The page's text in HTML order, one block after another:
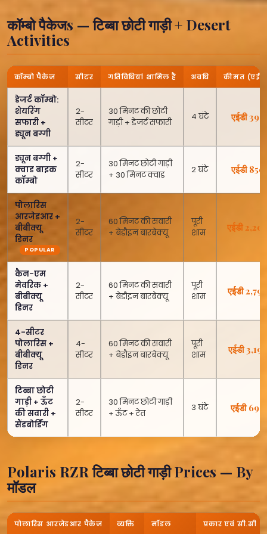
कॉम्बो पैकेजs — टिब्बा छोटी गाड़ी + Desert
Activities
कॉम्बो पैकेज सीटर गतिविधियां शामिल हैं अवधि कीमत
डेजर्ट कॉम्बो:
शेयरिंग
सफारी +
ड्यून बग्गी
2-
सीटर
30 मिनट की छोटी
गाड़ी + डेजर्ट सफारी
4 घंटे एईडी 399
ड्यून बग्गी +
क्वाड बाइक
कॉम्बो
2-
सीटर
30 मिनट छोटी गाड़ी
+ 30 मिनट क्वाड
2 घंटे एईडी 850
पोलारिस
आरजेडआर +
बीबीक्यू
डिनर
2-
सीटर
60 मिनट की सवारी
+ बेडौइन बारबेक्यू
पूरी
शाम
एईडी
कैन-एम
मेवरिक +
बीबीक्यू
डिनर
2-
सीटर
60 मिनट की सवारी
+ बेडौइन बारबेक्यू
पूरी
शाम
एईडी 2,799
4-सीटर
पोलारिस +
बीबीक्यू
डिनर
4-
सीटर
60 मिनट की सवारी
+ बेडौइन बारबेक्यू
पूरी
शाम
एईडी 3,199
टिब्बा छोटी
गाड़ी + ऊँट
की सवारी +
सैंडबोर्डिंग
2-
सीटर
30 मिनट छोटी गाड़ी
+ ऊँट + रेत
3 घंटे एईडी 699
Polaris RZR टिब्बा छोटी गाड़ी Prices — By
मॉडल
पोलारिस आरजेडआर पैकेज व्यक्ति मॉडल प्रकार एवं सी.सी